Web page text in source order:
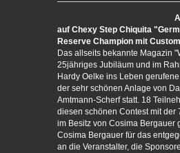
auf Chexy Step Chiquita
Reserve Champion mit
Das allseits bekannte Magazin
25jähriges Jubiläum und im
Hardy Oelke ins Leben
der sehr schönen Anlage von
Amtmann-Scherf statt. 18
diesen schönen Contest mit der
im Besitz von Cosima
Cosima Bergauer für das
an die Veranstalter, die